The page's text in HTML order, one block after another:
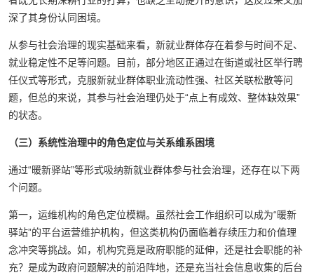
深了其身份认同困境。
从参与社会治理的现实基础来看，新就业群体存在着参与时间不足、
就业稳定性不足等问题。目前，部分地区正通过在街道或社区举行聘
任仪式等形式，克服新就业群体职业流动性强、社区关联松散等问
题，但总的来说，其参与社会治理仍处于“点上有成效、整体缺效果”
的状态。
（三）系统性治理中的角色定位与关系维系困境
通过“暖新驿站”等形式吸纳新就业群体参与社会治理，还存在以下两
个问题。
第一，运维机构的角色定位模糊。虽然社会工作组织可以成为“暖新
驿站”的平台运营维护机构，但这类机构仍面临着存续压力和价值理
念冲突等挑战。如，机构究竟是政府职能的延伸，还是社会职能的补
充？是成为政府问题解决的前沿阵地，还是充当社会信息收集的后台